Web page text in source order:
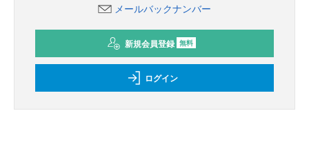
メールバックナンバー
新規会員登録 無料
ログイン